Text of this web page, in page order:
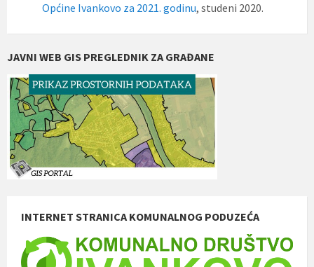
Općine Ivankovo za 2021. godinu, studeni 2020.
JAVNI WEB GIS PREGLEDNIK ZA GRAĐANE
INTERNET STRANICA KOMUNALNOG PODUZEĆA